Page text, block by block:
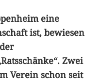
eine
ist, bewiesen
Zwei
Verein schon seit